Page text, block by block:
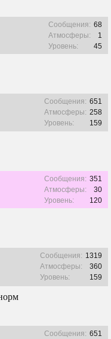
Сообщения: 68
Атмосферы:
1
Уровень:
45
Сообщения: 651
Атмосферы: 258
Уровень:
159
Сообщения: 351
Атмосферы:
30
Уровень:
120
Сообщения: 1319
Атмосферы:
360
Уровень:
159
Сообщения: 651